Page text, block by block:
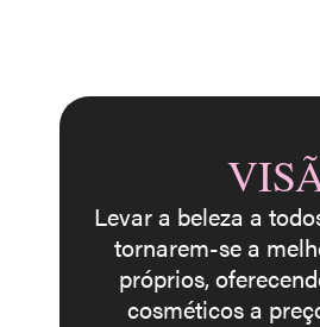
Levar a beleza a
tornarem-se a
próprios,
cosméticos a